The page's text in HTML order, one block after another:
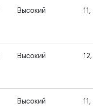
Высокий 11,
Высокий 12,
Высокий 11,